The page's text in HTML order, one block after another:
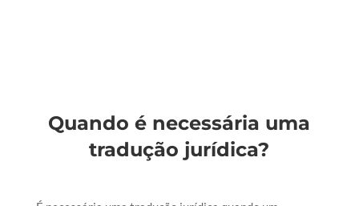
Quando é necessária uma
tradução jurídica?